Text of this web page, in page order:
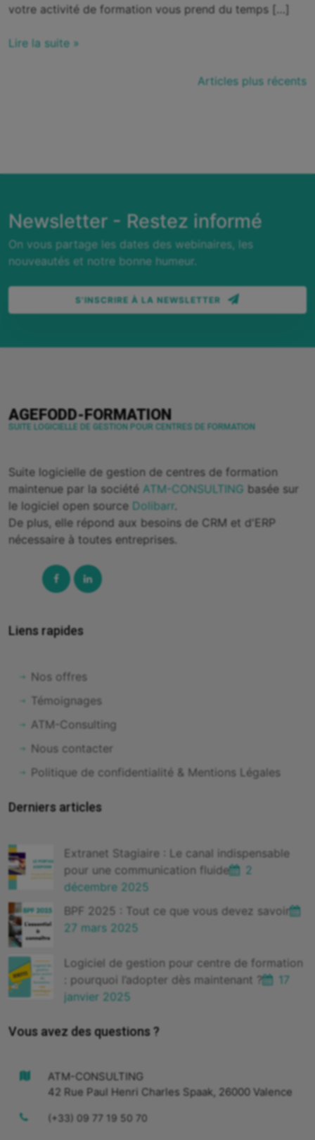
votre activité de formation vous prend du temps […]
Lire la suite »
Articles plus récents
Newsletter - Restez informé
On vous partage les dates des webinaires, les
nouveautés et notre bonne humeur.
S'INSCRIRE À LA NEWSLETTER
AGEFODD-FORMATION
SUITE LOGICIELLE DE GESTION POUR CENTRES DE FORMATION
Suite logicielle de gestion de centres de formation
maintenue par la société ATM-CONSULTING basée sur
le logiciel open source Dolibarr
De plus, elle répond aux besoins de CRM et d'ERP
nécessaire à toutes entreprises.
FacebookLinked-
In
Liens rapides
Nos offres
Témoignages
ATM-Consulting
Nous contacter
Politique de confidentialité & Mentions Légales
Derniers articles
Extranet Stagiaire : Le canal indispensable
pour une communication fluide
2
décembre 2025
BPF 2025 : Tout ce que vous devez savoir
27 mars 2025
Logiciel de gestion pour centre de formation
: pourquoi l’adopter dès maintenant ?
17
janvier 2025
Vous avez des questions ?
ATM-CONSULTING
42 Rue Paul Henri Charles Spaak, 26000 Valence
(+33) 09 77 19 50 70